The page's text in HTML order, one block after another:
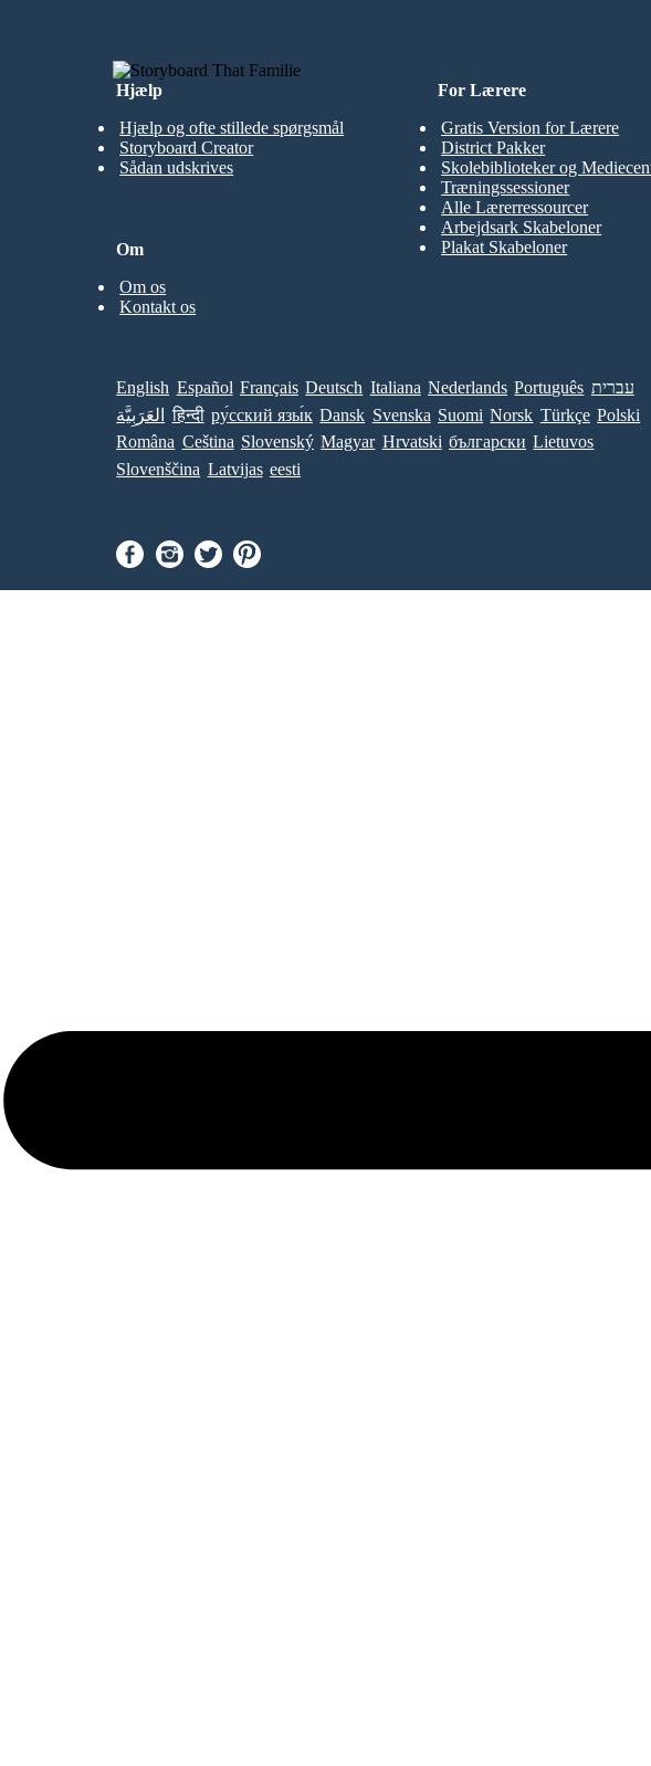
Hjælp
Hjælp og ofte stillede spørgsmål
Storyboard Creator
Sådan udskrives
For Lærere
Gratis Version for Lærere
District Pakker
Skolebiblioteker og
Træningssessioner
Alle Lærerressourcer
Arbejdsark Skabeloner
Plakat Skabeloner
Om
Om os
Kontakt os
English Español Français Deutsch Italiana Nederlands Português עברית
العَرَبِيَّة
हिन्दी ру́сский язы́к Dansk Svenska Suomi Norsk Türkçe Polski
Româna Ceština Slovenský Magyar Hrvatski български Lietuvos
Slovenščina Latvijas eesti